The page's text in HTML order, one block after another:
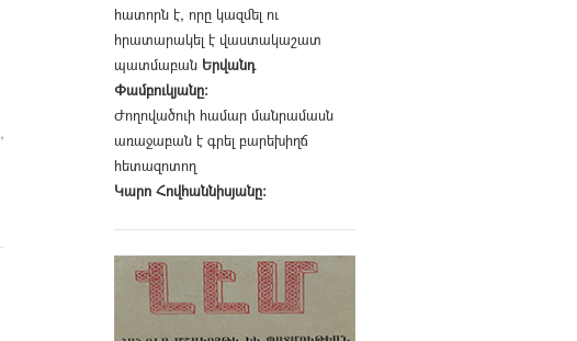
,
հատորն է, որը կազմել ու
հրատարակել է վաստակաշատ
պատմաբան Երվանդ
Փամբուկյանը։
Ժողովածուի համար մանրամասն
առաջաբան է գրել բարեխիղճ
հետազոտող
Կարո Հովհաննիսյանը։